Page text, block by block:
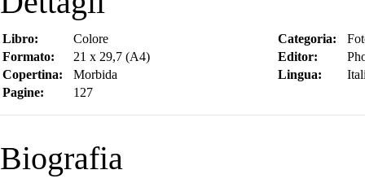
Libro:
Colore
Formato:
21 x 29,7 (A4)
Copertina:
Morbida
Pagine:
127
Categoria:
Editor:
Lingua:
Biografia